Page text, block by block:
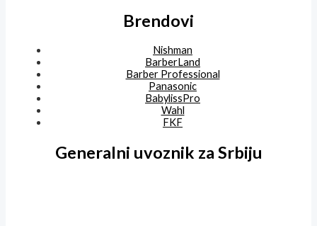
Brendovi
Nishman
BarberLand
Barber Professional
Panasonic
BabylissPro
Wahl
FKF
Generalni uvoznik za Srbiju